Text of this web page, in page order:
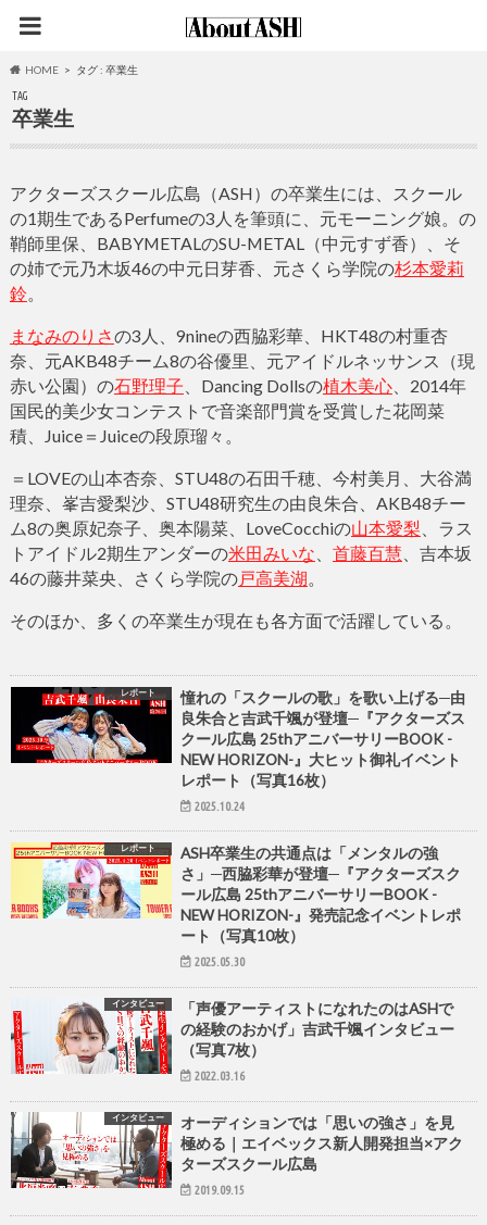
HOME タグ : 卒業生
TAG
卒業生
アクターズスクール広島（ASH）の卒業生には、スクール
の1期生であるPerfumeの3人を筆頭に、元モーニング娘。の
鞘師里保、BABYMETALのSU-METAL（中元すず香）、そ
の姉で元乃木坂46の中元日芽香、元さくら学院の杉本愛莉
鈴。
まなみのりさの3人、9nineの西脇彩華、HKT48の村重杏
奈、元AKB48チーム8の谷優里、元アイドルネッサンス（現
赤い公園）の石野理子 、Dancing Dollsの植木美心、2014年
国民的美少女コンテストで音楽部門賞を受賞した花岡菜
積、Juice＝Juiceの段原瑠々。
＝LOVEの山本杏奈、STU48の石田千穂、今村美月、大谷満
理奈、峯吉愛梨沙、STU48研究生の由良朱合、AKB48チー
ム8の奥原妃奈子、奥本陽菜、LoveCocchiの山本愛梨 、ラス
トアイドル2期生アンダーの米田みいな 首藤百慧 、吉本坂
46の藤井菜央、さくら学院の戸高美湖。
そのほか、多くの卒業生が現在も各方面で活躍している。
レポート
憧れの「スクールの歌」を歌い上げる─由
良朱合と吉武千颯が登壇─『アクターズス
クール広島 25thアニバーサリーBOOK -
NEW HORIZON-』大ヒット御礼イベント
レポート（写真16枚）
2025.10.24
レポート
ASH卒業生の共通点は「メンタルの強
さ」─西脇彩華が登壇─『アクターズスク
ール広島 25thアニバーサリーBOOK -
NEW HORIZON-』発売記念イベントレポ
ート（写真10枚）
2025.05.30
インタビュー
「声優アーティストになれたのはASHで
の経験のおかげ」吉武千颯インタビュー
（写真7枚）
2022.03.16
インタビュー
オーディションでは「思いの強さ」を見
極める｜エイベックス新人開発担当×アク
ターズスクール広島
2019.09.15